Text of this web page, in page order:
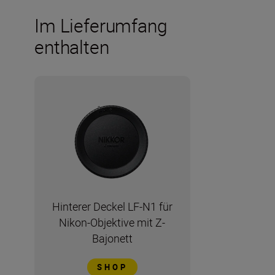
Im Lieferumfang
enthalten
Hinterer Deckel LF-N1 für
Nikon-Objektive mit Z-
Bajonett
SHOP